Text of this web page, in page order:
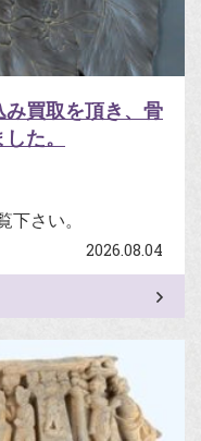
買取を頂き、骨
た。
下さい。
2026.08.04